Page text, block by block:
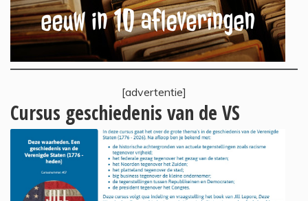
[advertentie]
Cursus geschiedenis van de VS